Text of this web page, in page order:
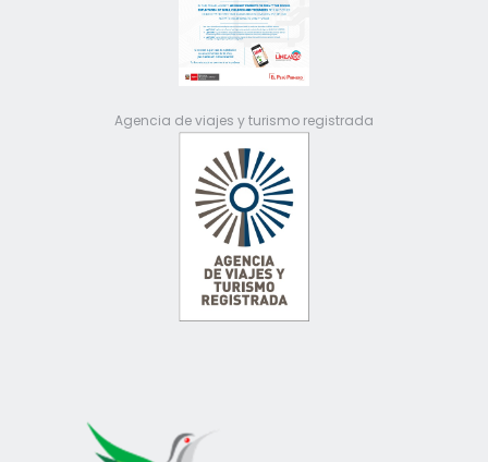
Agencia de viajes y turismo registrada